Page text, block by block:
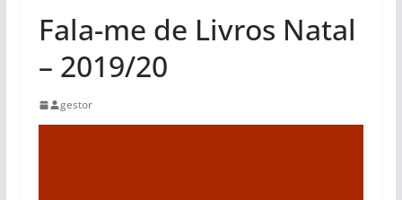
Fala-me de Livros Natal
– 2019/20
gestor